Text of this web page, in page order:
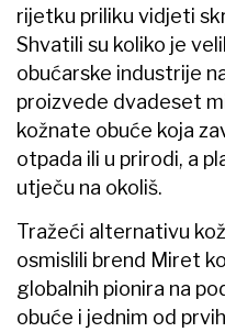
rijetku priliku vidjeti
Shvatili su koliko je
obućarske industrije
proizvede dvadeset
kožnate obuće koja
otpada ili u prirodi, a
utječu na okoliš.
Tražeći alternativu
osmislili brend Miret
globalnih pionira na
obuće i jednim od